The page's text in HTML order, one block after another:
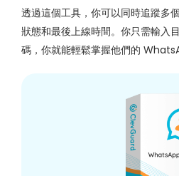
透過這個工具，你可以同時追蹤多
狀態和最後上線時間。你只需輸入
碼，你就能輕鬆掌握他們的